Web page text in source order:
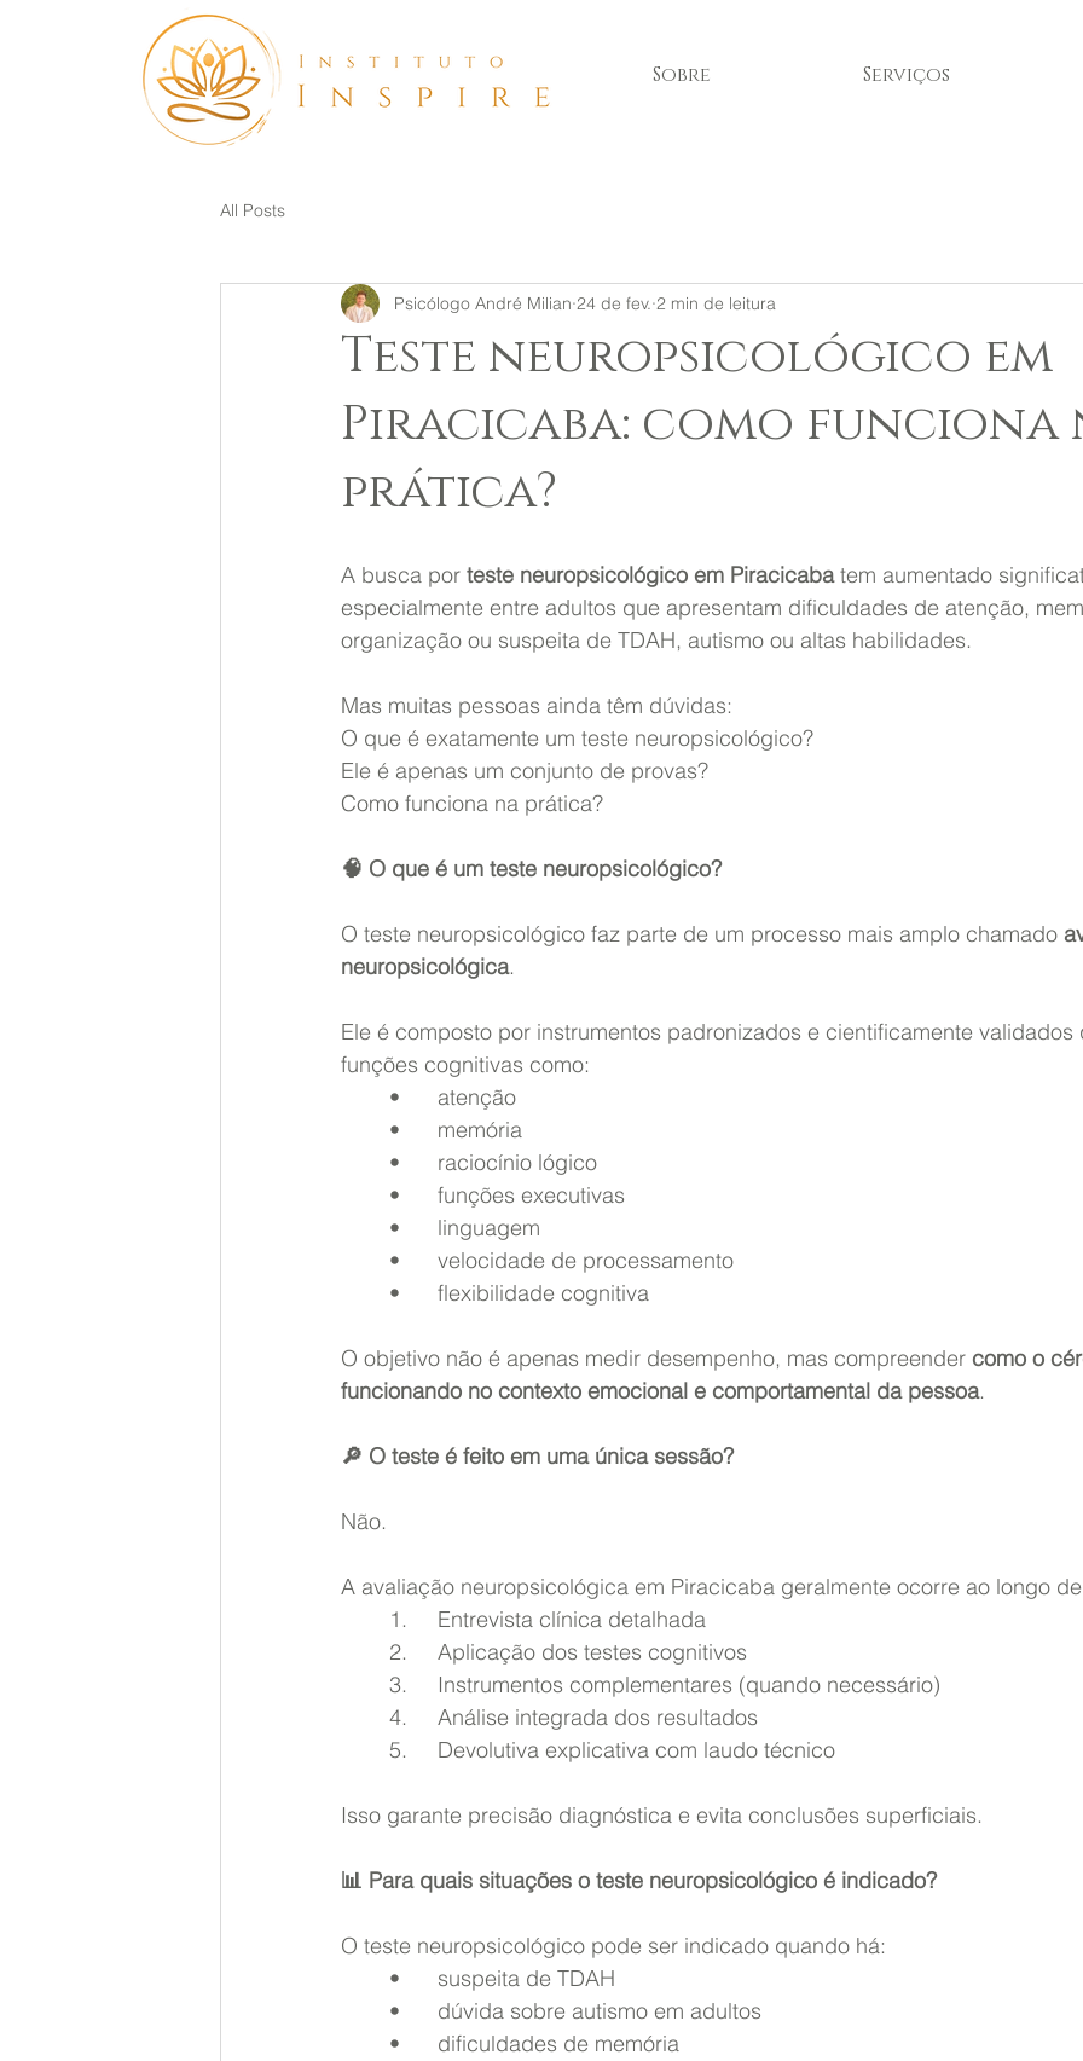
Sobre Serviços
All Posts
Teste neuropsicológico em
Piracicaba: como funciona
prática?
Psicólogo André Milian 24 de fev. 2 min de leitura
A busca por teste neuropsicológico em Piracicaba tem aumentado
especialmente entre adultos que apresentam dificuldades de atenção,
organização ou suspeita de TDAH, autismo ou altas habilidades.
Mas muitas pessoas ainda têm dúvidas:
O que é exatamente um teste neuropsicológico?
Ele é apenas um conjunto de provas?
Como funciona na prática?
🧠 O que é um teste neuropsicológico?
O teste neuropsicológico faz parte de um processo mais amplo chamado
neuropsicológica.
Ele é composto por instrumentos padronizados e cientificamente validados
funções cognitivas como:
	•	atenção
	•	memória
	•	raciocínio lógico
	•	funções executivas
	•	linguagem
	•	velocidade de processamento
	•	flexibilidade cognitiva
O objetivo não é apenas medir desempenho, mas compreender como o
funcionando no contexto emocional e comportamental da pessoa.
🔎 O teste é feito em uma única sessão?
Não.
A avaliação neuropsicológica em Piracicaba geralmente ocorre ao longo
	1.	Entrevista clínica detalhada
	2.	Aplicação dos testes cognitivos
	3.	Instrumentos complementares (quando necessário)
	4.	Análise integrada dos resultados
	5.	Devolutiva explicativa com laudo técnico
Isso garante precisão diagnóstica e evita conclusões superficiais.
📊 Para quais situações o teste neuropsicológico é indicado?
O teste neuropsicológico pode ser indicado quando há:
	•	suspeita de TDAH
	•	dúvida sobre autismo em adultos
	•	dificuldades de memória